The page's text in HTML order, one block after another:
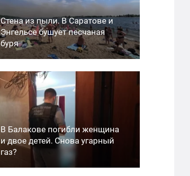
Стена из пыли. В Саратове и
Энгельсе бушует песчаная
буря
В Балакове погибли женщина
и двое детей. Снова угарный
газ?